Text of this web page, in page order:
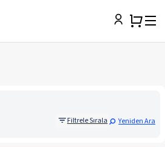
Filtrele Sırala Yeniden Ara